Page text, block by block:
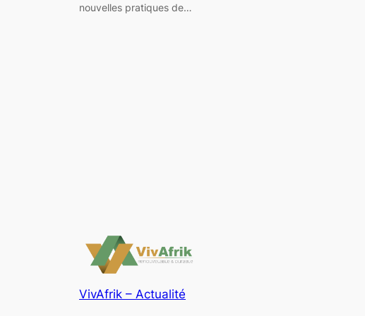
nouvelles pratiques de…
VivAfrik – Actualité